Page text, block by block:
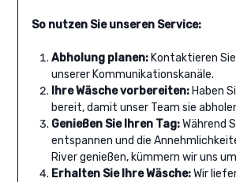
So nutzen Sie unseren Service:
Abholung planen:Kontaktieren Sie
unserer Kommunikationskanäle.
Ihre Wäsche vorbereiten:Haben
bereit, damit unser Team sie
Genießen Sie Ihren Tag:Während
entspannen und die
River genießen, kümmern wir uns
Erhalten Sie Ihre Wäsche:Wir